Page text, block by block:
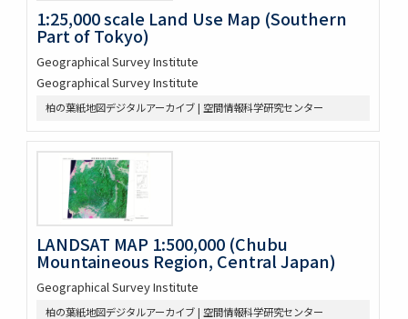
1:25,000 scale Land Use Map (Southern
Part of Tokyo)
Geographical Survey Institute
Geographical Survey Institute
柏の葉紙地図デジタルアーカイブ | 空間情報科学研究センター
LANDSAT MAP 1:500,000 (Chubu
Mountaineous Region, Central Japan)
Geographical Survey Institute
柏の葉紙地図デジタルアーカイブ | 空間情報科学研究センター